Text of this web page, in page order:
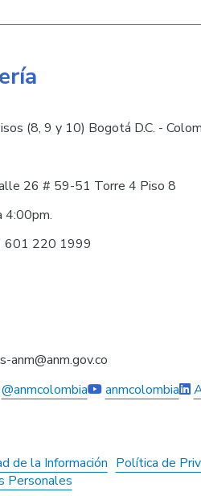
(8, 9 y 10) Bogotá D.C. -
26 # 59-51 Torre 4 Piso 8
4:00pm.
601 220 1999
anm@anm.gov.co
@anmcolombia anmcolombia
de la Información Política de
Personales